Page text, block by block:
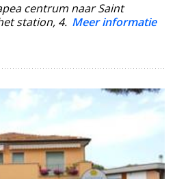
centrum naar Saint
station, 4. Meer informatie